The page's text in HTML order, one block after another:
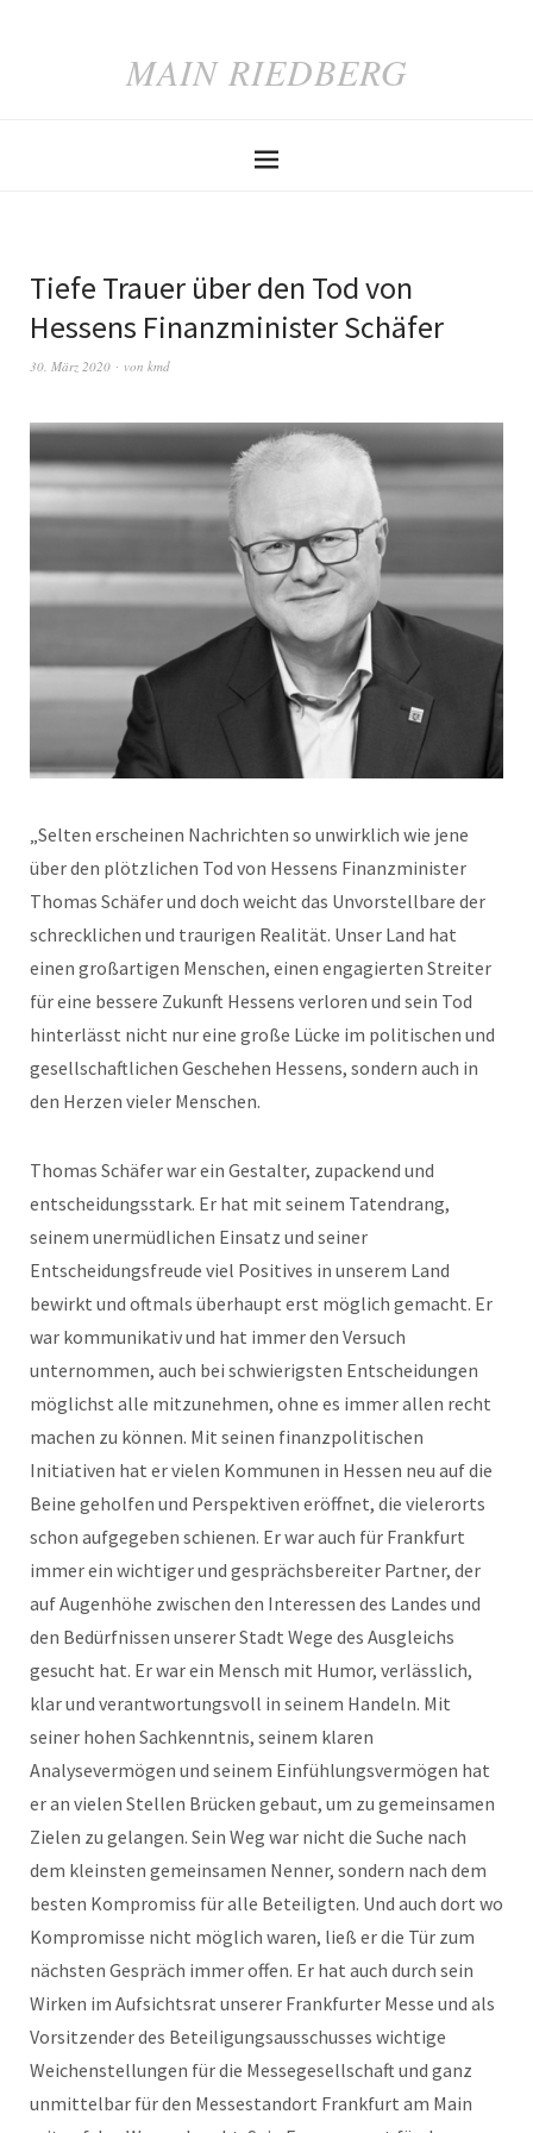
MAIN RIEDBERG
Tiefe Trauer über den Tod von
Hessens Finanzminister Schäfer
30. März 2020 von kmd
„Selten erscheinen Nachrichten so unwirklich wie jene
über den plötzlichen Tod von Hessens Finanzminister
Thomas Schäfer und doch weicht das Unvorstellbare der
schrecklichen und traurigen Realität. Unser Land hat
einen großartigen Menschen, einen engagierten Streiter
für eine bessere Zukunft Hessens verloren und sein Tod
hinterlässt nicht nur eine große Lücke im politischen und
gesellschaftlichen Geschehen Hessens, sondern auch in
den Herzen vieler Menschen.
Thomas Schäfer war ein Gestalter, zupackend und
entscheidungsstark. Er hat mit seinem Tatendrang,
seinem unermüdlichen Einsatz und seiner
Entscheidungsfreude viel Positives in unserem Land
bewirkt und oftmals überhaupt erst möglich gemacht. Er
war kommunikativ und hat immer den Versuch
unternommen, auch bei schwierigsten Entscheidungen
möglichst alle mitzunehmen, ohne es immer allen recht
machen zu können. Mit seinen finanzpolitischen
Initiativen hat er vielen Kommunen in Hessen neu auf die
Beine geholfen und Perspektiven eröffnet, die vielerorts
schon aufgegeben schienen. Er war auch für Frankfurt
immer ein wichtiger und gesprächsbereiter Partner, der
auf Augenhöhe zwischen den Interessen des Landes und
den Bedürfnissen unserer Stadt Wege des Ausgleichs
gesucht hat. Er war ein Mensch mit Humor, verlässlich,
klar und verantwortungsvoll in seinem Handeln. Mit
seiner hohen Sachkenntnis, seinem klaren
Analysevermögen und seinem Einfühlungsvermögen hat
er an vielen Stellen Brücken gebaut, um zu gemeinsamen
Zielen zu gelangen. Sein Weg war nicht die Suche nach
dem kleinsten gemeinsamen Nenner, sondern nach dem
besten Kompromiss für alle Beteiligten. Und auch dort wo
Kompromisse nicht möglich waren, ließ er die Tür zum
nächsten Gespräch immer offen. Er hat auch durch sein
Wirken im Aufsichtsrat unserer Frankfurter Messe und als
Vorsitzender des Beteiligungsausschusses wichtige
Weichenstellungen für die Messegesellschaft und ganz
unmittelbar für den Messestandort Frankfurt am Main